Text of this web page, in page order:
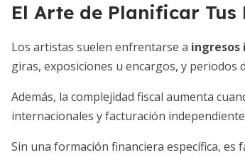
El Arte de Planificar Tus
Los artistas suelen enfrentarse a ingresos
giras, exposiciones u encargos, y periodos
Además, la complejidad fiscal aumenta
internacionales y facturación
Sin una formación financiera específica, es